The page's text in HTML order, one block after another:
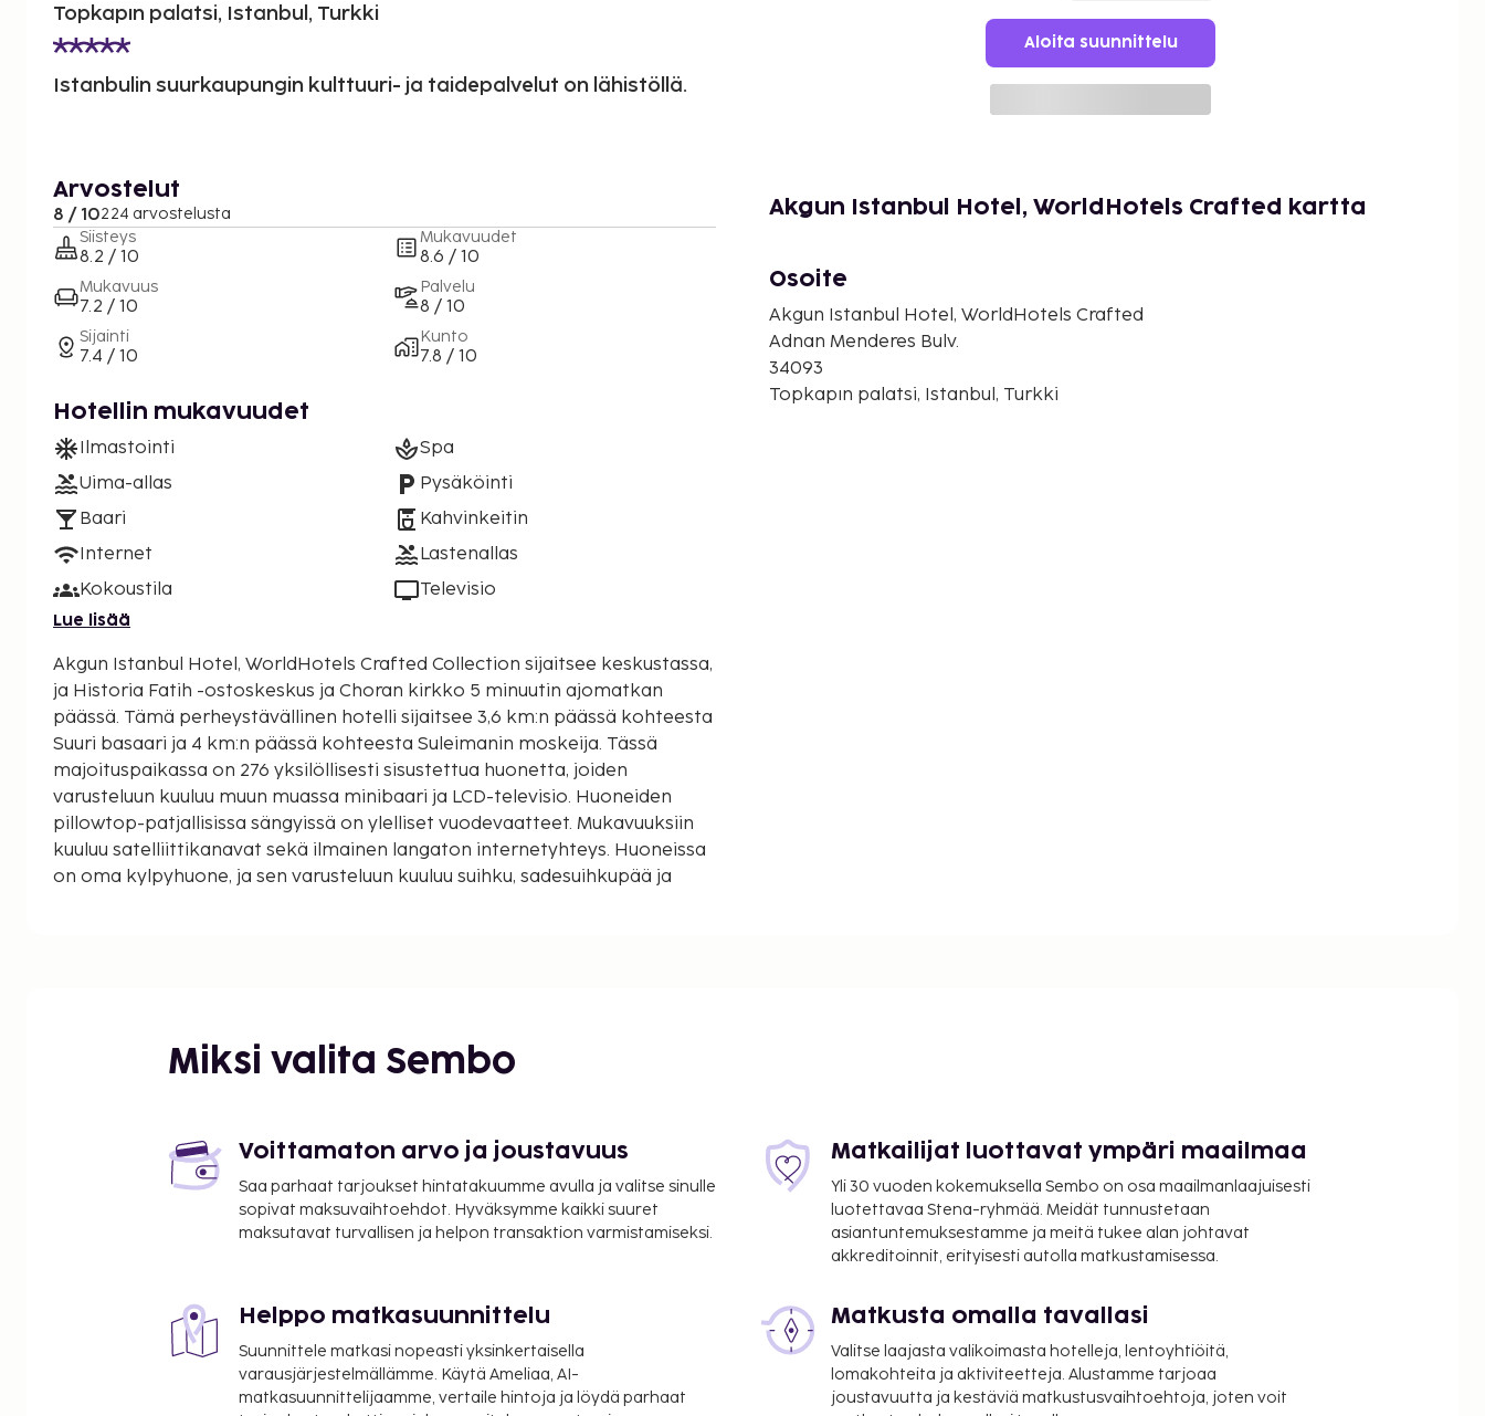
Topkapın palatsi, Istanbul, Turkki
Istanbulin suurkaupungin kulttuuri- ja taidepalvelut on lähistöllä.
Aloita suunnittelu
Arvostelut
8 / 10224 arvostelusta
Siisteys
8.2 / 10
Mukavuus
7.2 / 10
Sijainti
7.4 / 10
Mukavuudet
8.6 / 10
Palvelu
8 / 10
Kunto
7.8 / 10
Hotellin mukavuudet
Ilmastointi
Uima-allas
Baari
Internet
Kokoustila
Spa
Pysäköinti
Kahvinkeitin
Lastenallas
Televisio
Lue lisää
Akgun Istanbul Hotel, WorldHotels Crafted Collection sijaitsee keskustassa,
ja Historia Fatih -ostoskeskus ja Choran kirkko 5 minuutin ajomatkan
päässä. Tämä perheystävällinen hotelli sijaitsee 3,6 km:n päässä kohteesta
Suuri basaari ja 4 km:n päässä kohteesta Suleimanin moskeija. Tässä
majoituspaikassa on 276 yksilöllisesti sisustettua huonetta, joiden
varusteluun kuuluu muun muassa minibaari ja LCD-televisio. Huoneiden
pillowtop-patjallisissa sängyissä on ylelliset vuodevaatteet. Mukavuuksiin
kuuluu satelliittikanavat sekä ilmainen langaton internetyhteys. Huoneissa
on oma kylpyhuone, ja sen varusteluun kuuluu suihku, sadesuihkupää ja
Fatih-moskeija - 2,3 km / 1,4 mi
Kultainen sarvi - 2,7 km / 1,7 mi
Suleimanin moskeija - 3,8 km / 2,4 mi
Beyazitin aukio - 3,8 km / 2,4 mi
Suuri basaari - 4,1 km / 2,5 mi
Pierre Lotin kukkula - 4,4 km / 2,7 mi
Mısır Çarşısı -maustebasaari - 4,6 km / 2,9 mi
Pieni Hagia Sophia (kirkko) - 4,7 km / 2,9 mi
Lähimmät lentokentät ovat:
Istanbul (IST) - 42,4 km / 26,3 mi
Akgun Istanbul Hotel, WorldHotels Crafted kartta
Osoite
Akgun Istanbul Hotel, WorldHotels Crafted
Adnan Menderes Bulv.
34093
Topkapın palatsi, Istanbul, Turkki
Miksi valita Sembo
Voittamaton arvo ja joustavuus
Saa parhaat tarjoukset hintatakuumme avulla ja valitse sinulle
sopivat maksuvaihtoehdot. Hyväksymme kaikki suuret
maksutavat turvallisen ja helpon transaktion varmistamiseksi.
Matkailijat luottavat ympäri maailmaa
Yli 30 vuoden kokemuksella Sembo on osa maailmanlaajuisesti
luotettavaa Stena-ryhmää. Meidät tunnustetaan
asiantuntemuksestamme ja meitä tukee alan johtavat
akkreditoinnit, erityisesti autolla matkustamisessa.
Helppo matkasuunnittelu
Suunnittele matkasi nopeasti yksinkertaisella
varausjärjestelmällämme. Käytä Ameliaa, AI-
matkasuunnittelijaamme, vertaile hintoja ja löydä parhaat
Matkusta omalla tavallasi
Valitse laajasta valikoimasta hotelleja, lentoyhtiöitä,
lomakohteita ja aktiviteetteja. Alustamme tarjoaa
joustavuutta ja kestäviä matkustusvaihtoehtoja, joten voit